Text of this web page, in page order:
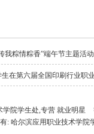
我粽情粽香”端午节主题活动
在第六届全国印刷行业职
学院学生处,专营 就业明星
: 哈尔滨应用职业技术学院